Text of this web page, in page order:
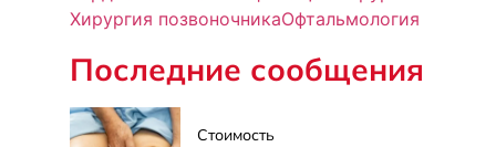
Хирургия позвоночникаОфтальмология
Последние сообщения
Стоимость